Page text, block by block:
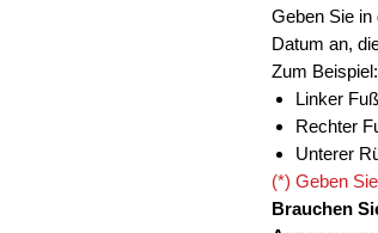
Geben Sie in
Datum an,
Zum Beispiel:
Linker Fuß
Rechter
Unterer
(*) Geben
Brauchen